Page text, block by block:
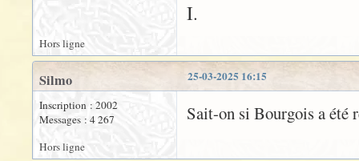
I.
Hors ligne
25-03-2025 16:15
Silmo
Inscription : 2002
Messages : 4 267
Sait-on si Bourgois a été
Hors ligne